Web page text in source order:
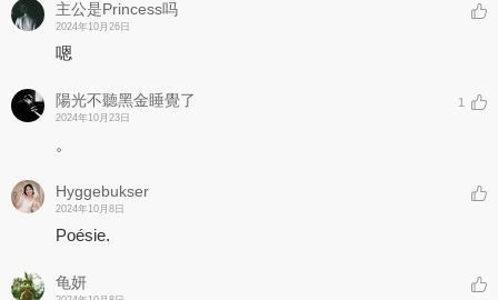
主公是Princess吗
2024年10月26日
嗯
陽光不聽黑金睡覺了
2024年10月23日
1
。
Hyggebukser
2024年10月8日
Poésie.
龟妍